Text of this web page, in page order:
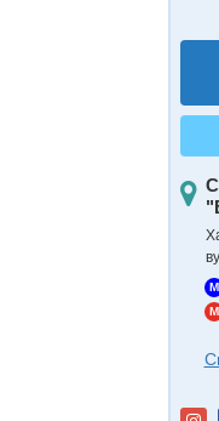
M
M